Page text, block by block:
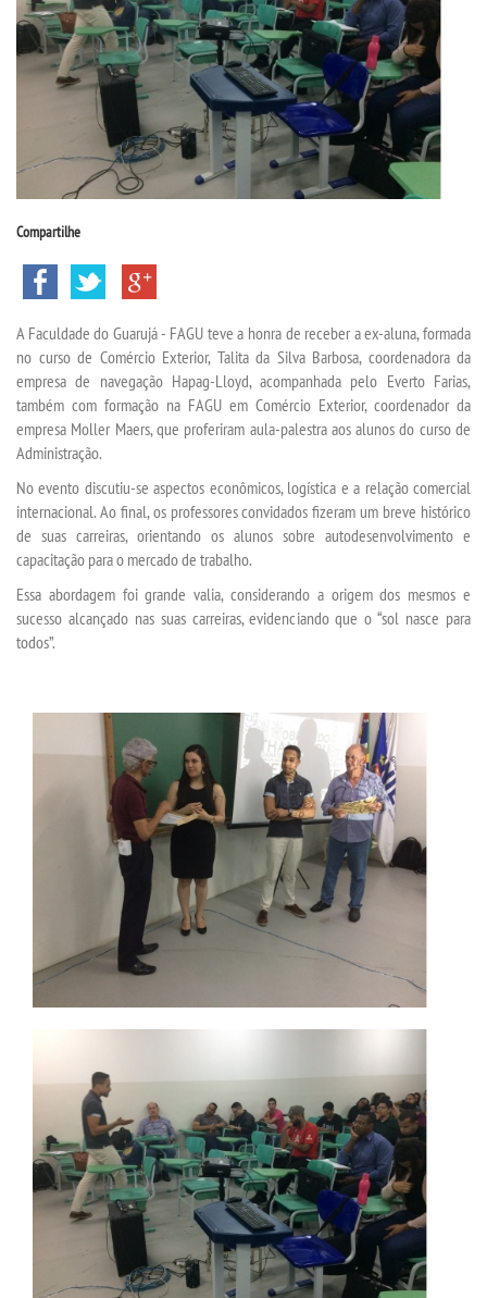
BACHARELADOS
LICENCIATURAS
TECNOLÓGICOS
VESTIBULAR
INSCREVA-SE
SEGUNDA GRADUAÇÃO
MATRÍCULA
EDITAL
PUBLICAÇÕES
DESTAQUES
UNIESP NEWS
PORTAL DE ALUNOS
PORTAL DE PROFESSORES/ACADÊMICO
CONTATO
IMPRENSA
TRABALHE CONOSCO
OUVIDORIA
Compartilhe
A Faculdade do Guarujá - FAGU teve a honra de receber a ex-aluna, formada
no curso de Comércio Exterior, Talita da Silva Barbosa, coordenadora da
empresa de navegação Hapag-Lloyd, acompanhada pelo Everto Farias,
também com formação na FAGU em Comércio Exterior, coordenador da
empresa Moller Maers, que proferiram aula-palestra aos alunos do curso de
Administração.
No evento discutiu-se aspectos econômicos, logística e a relação comercial
internacional. Ao final, os professores convidados fizeram um breve histórico
de suas carreiras, orientando os alunos sobre autodesenvolvimento e
capacitação para o mercado de trabalho.
Essa abordagem foi grande valia, considerando a origem dos mesmos e
sucesso alcançado nas suas carreiras, evidenciando que o “sol nasce para
todos”.